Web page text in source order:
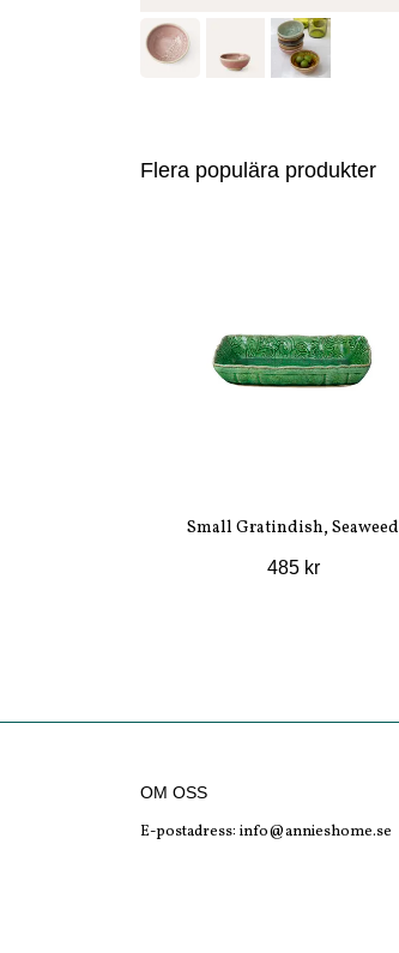
Flera populära produkter
Small Gratindish, Seaweed
485 kr
OM OSS
E-postadress: info@annieshome.se